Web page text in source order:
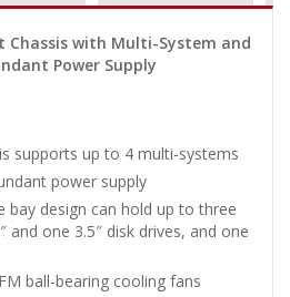
Chassis with Multi-System and
Power Supply
supports up to 4 multi-systems
power supply
bay design can hold up to three
and one 3.5″ disk drives, and one
ball-bearing cooling fans